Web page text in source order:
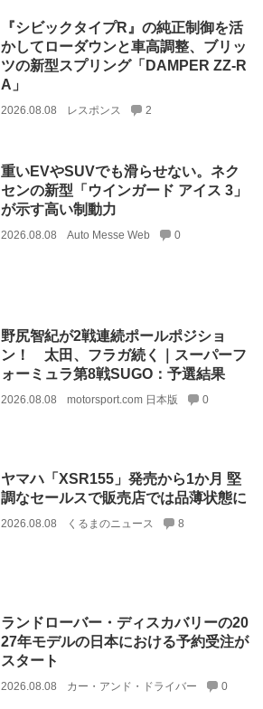
『シビックタイプR』の純正制御を活
かしてローダウンと車高調整、ブリッ
ツの新型スプリング「DAMPER ZZ-R
A」
2026.08.08 レスポンス 2
重いEVやSUVでも滑らせない。ネク
センの新型「ウインガード アイス 3」
が示す高い制動力
2026.08.08 Auto Messe Web 0
野尻智紀が2戦連続ポールポジショ
ン！ 太田、フラガ続く｜スーパーフ
ォーミュラ第8戦SUGO：予選結果
2026.08.08 motorsport.com 日本版 0
ヤマハ「XSR155」発売から1か月 堅
調なセールスで販売店では品薄状態に
2026.08.08 くるまのニュース 8
ランドローバー・ディスカバリーの20
27年モデルの日本における予約受注が
スタート
2026.08.08 カー・アンド・ドライバー 0